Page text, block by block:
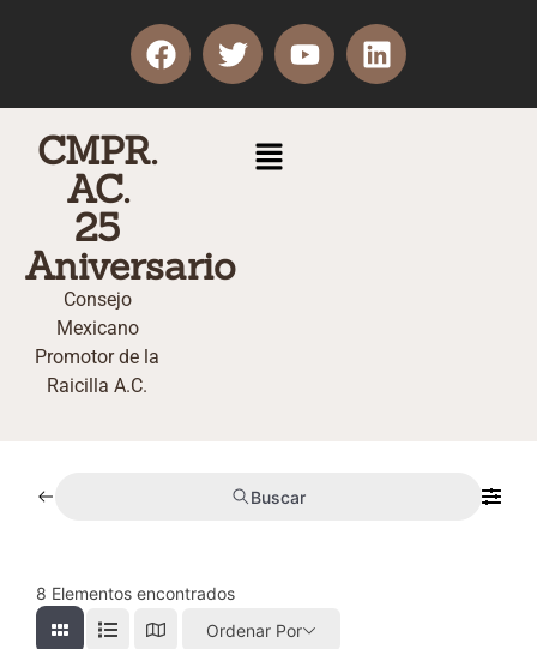
CMPR.
AC.
25
Aniversario
Consejo
Mexicano
Promotor de la
Raicilla A.C.
Buscar
8 Elementos encontrados
Ordenar Por